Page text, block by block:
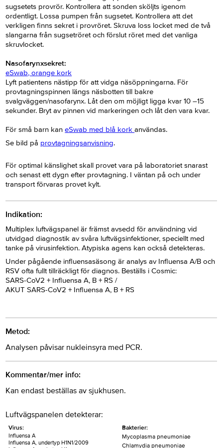
sugsetets provrör. Kontrollera att sonden sköljts igenom
ordentligt. Lossa pumpen från sugsetet. Kontrollera att det
verkligen finns sekret i provröret. Skruva loss locket med de två
slangarna från sugsetröret och förslut röret med det vanliga
skruvlocket.
Nasofarynxsekret:
eSwab, orange kork
Lyft patientens nästipp för att vidga näsöppningarna. För
provtagningspinnen längs näsbotten till bakre
svalgväggen/nasofarynx. Låt den om möjligt ligga kvar 10 –15
sekunder. Bryt av pinnen vid markeringen och låt den vara kvar.
För små barn kaneSwab med blå korkanvändas.
Se bild på provtagningsanvisning.
För optimal känslighet skall provet vara på laboratoriet snarast
och senast ett dygn efter provtagning. I väntan på och under
transport förvaras provet kylt.
Indikation:
Multiplex luftvägspanel är främst avsedd för användning vid
utvidgad diagnostik av svåra luftvägsinfektioner, speciellt med
tanke på virusinfektion. Atypiska agens kan också detekteras.
Under pågående influensasäsong är analys av Influensa A/B och
RSV ofta fullt tillräckligt för diagnos. Beställs i Cosmic:
SARS-CoV2 + Influensa A, B + RS /
AKUT SARS-CoV2 + Influensa A, B + RS
Metod:
Analysen påvisar nukleinsyra med PCR.
Kommentar/mer info:
Kan endast beställas av sjukhusen.
Luftvägspanelen detekterar:
Virus:
Influensa A
Influensa A, undertyp H1N1/2009
Bakterier:
Mycoplasma pneumoniae
Chlamydia pneumoniae